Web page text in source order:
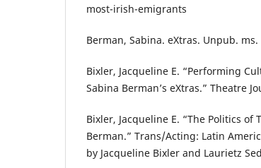
most-irish-emigrants
Berman, Sabina. eXtras. Unpub. ms.
Bixler, Jacqueline E. “Performing
Sabina Berman’s eXtras.” Theatre
Bixler, Jacqueline E. “The Politics
Berman.” Trans/Acting: Latin
by Jacqueline Bixler and Laurietz